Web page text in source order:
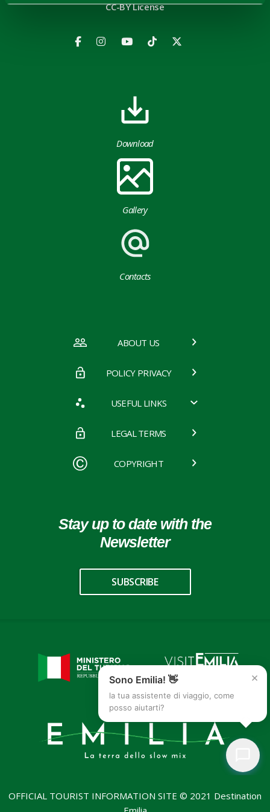
CC-BY License
Download
Gallery
Contacts
ABOUT US
POLICY PRIVACY
USEFUL LINKS
LEGAL TERMS
COPYRIGHT
Stay up to date with the
Newsletter
SUBSCRIBE
OFFICIAL TOURIST INFORMATION SITE © 2021 Destination
×
Sono Emilia! 👋
la tua assistente di viaggio, come
posso aiutarti?